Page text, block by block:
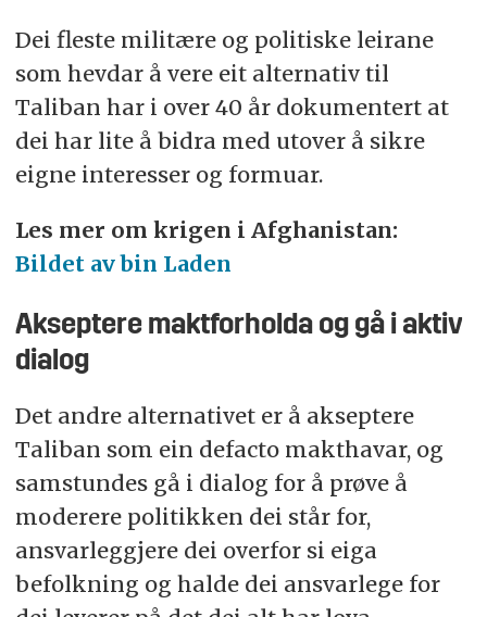
Dei fleste militære og politiske leirane
som hevdar å vere eit alternativ til
Taliban har i over 40 år dokumentert at
dei har lite å bidra med utover å sikre
eigne interesser og formuar.
Les mer om krigen i Afghanistan:
Bildet av bin Laden
Akseptere maktforholda og gå i aktiv
dialog
Det andre alternativet er å akseptere
Taliban som ein defacto makthavar, og
samstundes gå i dialog for å prøve å
moderere politikken dei står for,
ansvarleggjere dei overfor si eiga
befolkning og halde dei ansvarlege for